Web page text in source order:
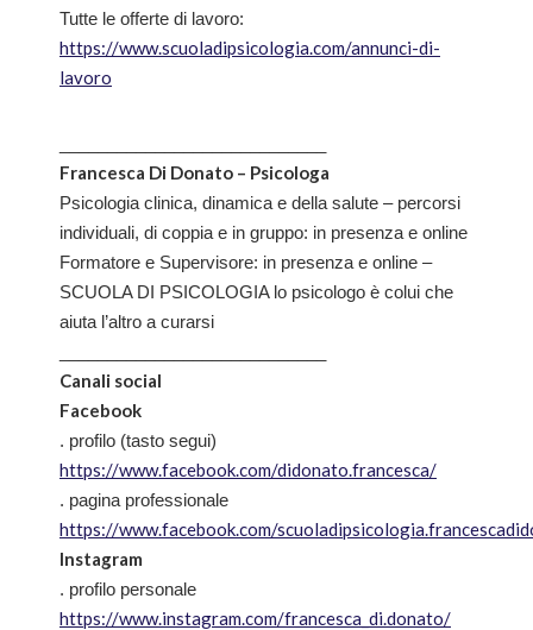
Tutte le offerte di lavoro:
https://www.scuoladipsicologia.com/annunci-di-
lavoro
Francesca Di Donato – Psicologa
Psicologia clinica, dinamica e della salute – percorsi
individuali, di coppia e in gruppo: in presenza e online
Formatore e Supervisore: in presenza e online –
SCUOLA DI PSICOLOGIA lo psicologo è colui che
aiuta l’altro a curarsi
Canali social
Facebook
. profilo (tasto segui)
https://www.facebook.com/didonato.francesca/
. pagina professionale
https://www.facebook.com/
Instagram
. profilo personale
https://www.instagram.com/francesca_di.donato/